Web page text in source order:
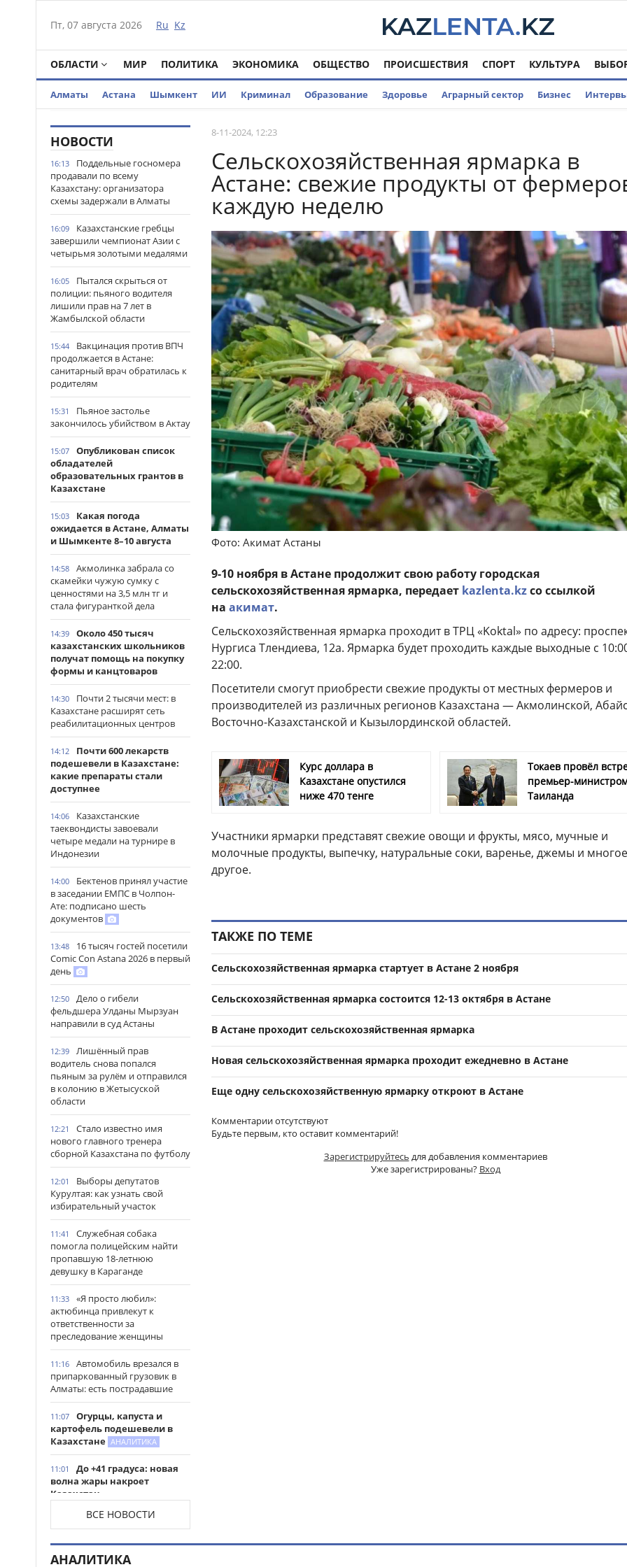
Пт, 07 августа 2026 Ru Kz
ОБЛАСТИ МИР ПОЛИТИКА ЭКОНОМИКА ОБЩЕСТВО ПРОИСШЕСТВИЯ СПОРТ КУЛЬТУРА
Алматы Астана Шымкент ИИ Криминал Образование Здоровье Аграрный сектор Бизнес
НОВОСТИ
16:13
Поддельные госномера
продавали по всему
Казахстану: организатора
схемы задержали в Алматы
16:09
Казахстанские гребцы
завершили чемпионат Азии с
четырьмя золотыми медалями
16:05
Пытался скрыться от
полиции: пьяного водителя
лишили прав на 7 лет в
Жамбылской области
15:44
Вакцинация против ВПЧ
продолжается в Астане:
санитарный врач обратилась к
родителям
15:31
Пьяное застолье
закончилось убийством в Актау
15:07
Опубликован список
обладателей
образовательных грантов в
Казахстане
15:03
Какая погода
ожидается в Астане, Алматы
и Шымкенте 8–10 августа
14:58
Акмолинка забрала со
скамейки чужую сумку с
ценностями на 3,5 млн тг и
стала фигуранткой дела
14:39
Около 450 тысяч
казахстанских школьников
получат помощь на покупку
формы и канцтоваров
14:30
Почти 2 тысячи мест: в
Казахстане расширят сеть
реабилитационных центров
14:12
Почти 600 лекарств
подешевели в Казахстане:
какие препараты стали
доступнее
14:06
Казахстанские
таеквондисты завоевали
четыре медали на турнире в
Индонезии
14:00
Бектенов принял участие
в заседании ЕМПС в Чолпон-
Ате: подписано шесть
документов
13:48
16 тысяч гостей посетили
Comic Con Astana 2026 в первый
день
12:50
Дело о гибели
фельдшера Улданы Мырзуан
направили в суд Астаны
12:39
Лишённый прав
водитель снова попался
пьяным за рулём и отправился
в колонию в Жетысуской
области
12:21
Стало известно имя
нового главного тренера
сборной Казахстана по футболу
12:01
Выборы депутатов
Курултая: как узнать свой
избирательный участок
11:41
Служебная собака
помогла полицейским найти
пропавшую 18-летнюю
девушку в Караганде
11:33
«Я просто любил»:
актюбинца привлекут к
ответственности за
преследование женщины
11:16
Автомобиль врезался в
припаркованный грузовик в
Алматы: есть пострадавшие
11:07
Огурцы, капуста и
картофель подешевели в
Казахстане АНАЛИТИКА
11:01
До +41 градуса: новая
волна жары накроет
Казахстан
Архивистов и IT-
специалистов в Казахстане
могут включить в программу
господдержки для работы в
ВСЕ НОВОСТИ
8-11-2024, 12:23
Сельскохозяйственная ярмарка в
Астане: свежие продукты от
каждую неделю
Фото: Акимат Астаны
9-10 ноября в Астане продолжит свою работу городская
сельскохозяйственная ярмарка, передает kazlenta.kzсо ссылкой
на акимат.
Сельскохозяйственная ярмарка проходит в ТРЦ «Koktal» по адресу:
Нургиса Тлендиева, 12а. Ярмарка будет проходить каждые выходные с
22:00.
Посетители смогут приобрести свежие продукты от местных фермеров и
производителей из различных регионов Казахстана — Акмолинской,
Восточно-Казахстанской и Кызылординской областей.
Курс доллара в
Казахстане опустился
ниже 470 тенге
Токаев провёл
премьер-
Таиланда
Участники ярмарки представят свежие овощи и фрукты, мясо, мучные и
молочные продукты, выпечку, натуральные соки, варенье, джемы и многое
другое.
ТАКЖЕ ПО ТЕМЕ
Сельскохозяйственная ярмарка стартует в Астане 2 ноября
Сельскохозяйственная ярмарка состоится 12-13 октября в Астане
В Астане проходит сельскохозяйственная ярмарка
Новая сельскохозяйственная ярмарка проходит ежедневно в Астане
Еще одну сельскохозяйственную ярмарку откроют в Астане
Комментарии отсутствуют
Будьте первым, кто оставит комментарий!
Зарегистрируйтесь для добавления комментариев
Уже зарегистрированы? Вход
АНАЛИТИКА